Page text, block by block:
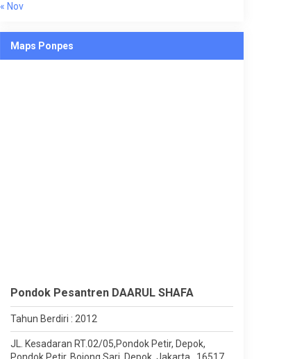
« Nov
Maps Ponpes
Pondok Pesantren DAARUL SHAFA
Tahun Berdiri : 2012
JL. Kesadaran RT.02/05,Pondok Petir, Depok,